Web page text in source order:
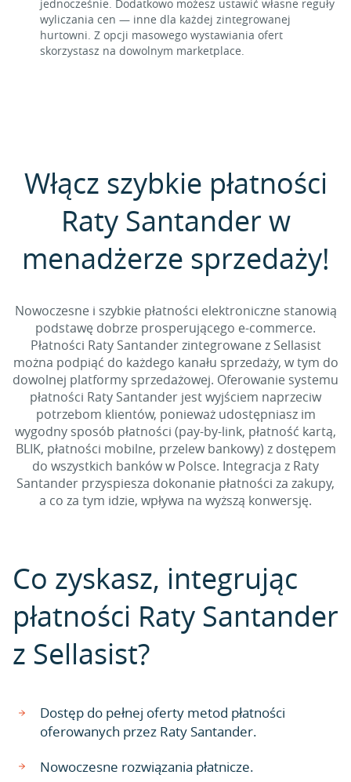
jednocześnie. Dodatkowo możesz ustawić własne reguły
wyliczania cen — inne dla każdej zintegrowanej
hurtowni. Z opcji masowego wystawiania ofert
skorzystasz na dowolnym marketplace.
Włącz szybkie płatności
Raty Santander w
menadżerze sprzedaży!
Nowoczesne i szybkie płatności elektroniczne stanowią
podstawę dobrze prosperującego e-commerce.
Płatności Raty Santander zintegrowane z Sellasist
można podpiąć do każdego kanału sprzedaży, w tym do
dowolnej platformy sprzedażowej. Oferowanie systemu
płatności Raty Santander jest wyjściem naprzeciw
potrzebom klientów, ponieważ udostępniasz im
wygodny sposób płatności (pay-by-link, płatność kartą,
BLIK, płatności mobilne, przelew bankowy) z dostępem
do wszystkich banków w Polsce. Integracja z Raty
Santander przyspiesza dokonanie płatności za zakupy,
a co za tym idzie, wpływa na wyższą konwersję.
Co zyskasz, integrując
płatności Raty Santander
z Sellasist?
Dostęp do pełnej oferty metod płatności
oferowanych przez Raty Santander.
Nowoczesne rozwiązania płatnicze.